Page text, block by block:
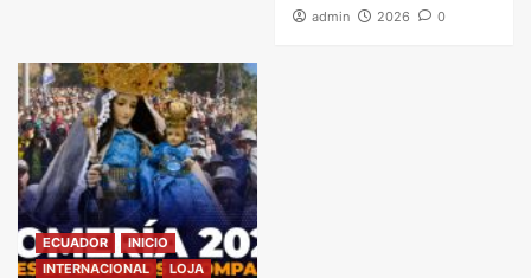
admin 2026 0
ECUADOR
INICIO
INTERNACIONAL
LOJA